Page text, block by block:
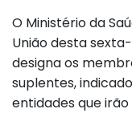
O Ministério da
União desta
designa os
suplentes,
entidades que